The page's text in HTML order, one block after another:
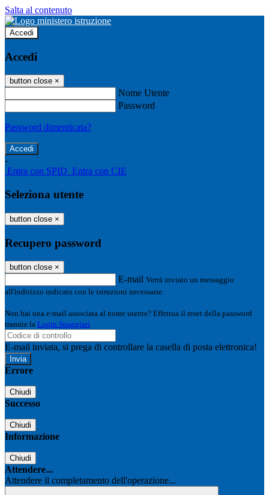
Salta al contenuto
Accedi
Accedi
button close ×
Nome Utente
Password
Password dimenticata?
-
Entra con SPID Entra con CIE
Seleziona utente
button close ×
Recupero password
button close ×
E-mail Verrà inviato un messaggio
all'indirizzo indicato con le istruzioni necessarie.
Non hai una e-mail associata al nome utente? Effettua il reset della password
tramite la Login Spaggiari
E-mail inviata, si prega di controllare la casella di posta elettronica!
Errore
Chiudi
Successo
Chiudi
Informazione
Chiudi
Attendere...
Attendere il completamento dell'operazione...